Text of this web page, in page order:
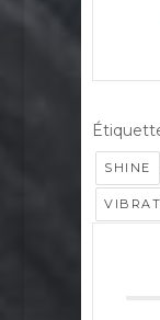
SHINE